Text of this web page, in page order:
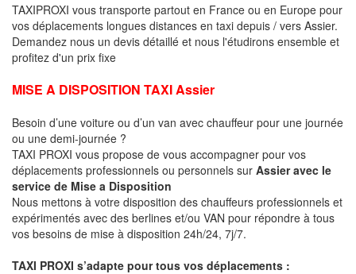
TAXIPROXI vous transporte partout en France ou en Europe pour
vos déplacements longues distances en taxi depuis / vers Assier.
Demandez nous un devis détaillé et nous l'étudirons ensemble et
profitez d'un prix fixe
MISE A DISPOSITION TAXI Assier
Besoin d’une voiture ou d’un van avec chauffeur pour une journée
ou une demi-journée ?
TAXI PROXI vous propose de vous accompagner pour vos
déplacements professionnels ou personnels sur Assier avec le
service de Mise a Disposition
Nous mettons à votre disposition des chauffeurs professionnels et
expérimentés avec des berlines et/ou VAN pour répondre à tous
vos besoins de mise à disposition 24h/24, 7j/7.
TAXI PROXI s’adapte pour tous vos déplacements :